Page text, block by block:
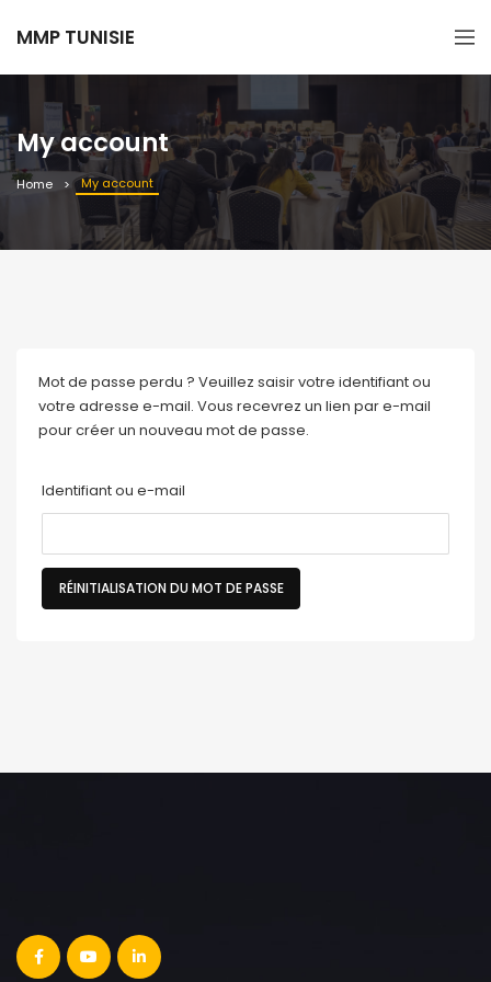
MMP TUNISIE
My account
Home My account
Mot de passe perdu ? Veuillez saisir votre identifiant ou
votre adresse e-mail. Vous recevrez un lien par e-mail
pour créer un nouveau mot de passe.
Identifiant ou e-mail
RÉINITIALISATION DU MOT DE PASSE